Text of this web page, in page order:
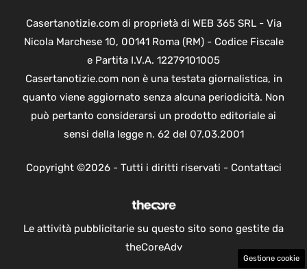
Casertanotizie.com di proprietà di WEB 365 SRL - Via
Nicola Marchese 10, 00141 Roma (RM) - Codice Fiscale
e Partita I.V.A. 12279101005
Casertanotizie.com non è una testata giornalistica, in
quanto viene aggiornato senza alcuna periodicità. Non
può pertanto considerarsi un prodotto editoriale ai
sensi della legge n. 62 del 07.03.2001
Copyright ©2026 - Tutti i diritti riservati - Contattaci
Le attività pubblicitarie su questo sito sono gestite da
theCoreAdv
Gestione cookie